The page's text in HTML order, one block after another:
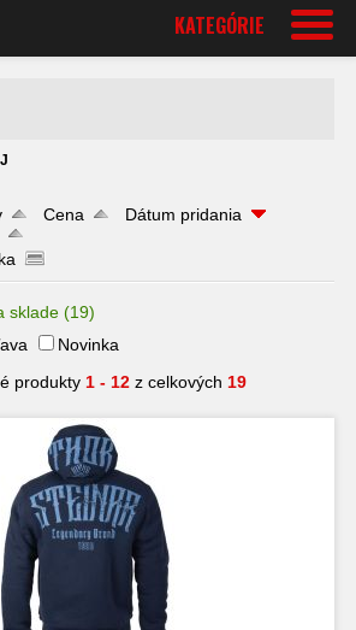
KATEGÓRIE
Cena
Dátum pridania
sklade (19)
Novinka
produkty 1 - 12 z celkových 19